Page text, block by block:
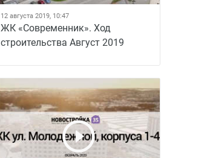
12 августа 2019, 10:47
ЖК «Современник». Ход
строительства Август 2019